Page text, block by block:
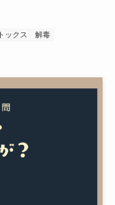
ックス 解毒